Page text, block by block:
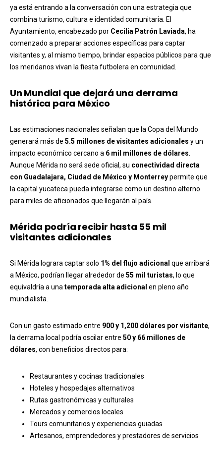
ya está entrando a la conversación con una estrategia que
combina turismo, cultura e identidad comunitaria. El
Ayuntamiento, encabezado por Cecilia Patrón Laviada, ha
comenzado a preparar acciones específicas para captar
visitantes y, al mismo tiempo, brindar espacios públicos para que
los meridanos vivan la fiesta futbolera en comunidad.
Un Mundial que dejará una derrama
histórica para México
Las estimaciones nacionales señalan que la Copa del Mundo
generará más de 5.5 millones de visitantes adicionales y un
impacto económico cercano a 6 mil millones de dólares
Aunque Mérida no será sede oficial, su conectividad directa
con Guadalajara, Ciudad de México y Monterreypermite que
la capital yucateca pueda integrarse como un destino alterno
para miles de aficionados que llegarán al país.
Mérida podría recibir hasta 55 mil
visitantes adicionales
Si Mérida lograra captar solo 1% del flujo adicional que arribará
a México, podrían llegar alrededor de 55 mil turistas, lo que
equivaldría a una temporada alta adicional en pleno año
mundialista.
Con un gasto estimado entre 900 y 1,200 dólares por visitante,
la derrama local podría oscilar entre 50 y 66 millones de
dólares, con beneficios directos para:
Restaurantes y cocinas tradicionales
Hoteles y hospedajes alternativos
Rutas gastronómicas y culturales
Mercados y comercios locales
Tours comunitarios y experiencias guiadas
Artesanos, emprendedores y prestadores de servicios